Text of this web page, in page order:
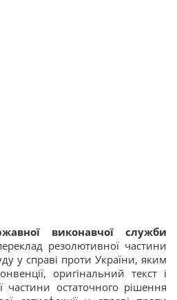
виконавчої служби
резолютивної частини
у справі проти України, яким
оригінальний текст і
частини остаточного рішення